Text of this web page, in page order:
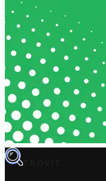
TROVIT